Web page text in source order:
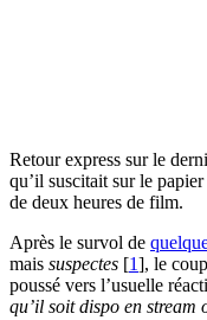
Retour express sur le
qu’il suscitait sur le
de deux heures de film.
Après le survol de
mais suspectes [1], le
poussé vers l’usuelle
qu’il soit dispo en stream